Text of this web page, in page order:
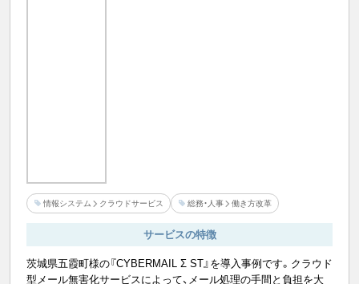
情報システム クラウドサービス 総務・人事 働き方改革
サービスの特徴
茨城県五霞町様の『CYBERMAIL Σ ST』を導入事例です。クラウド
型メール無害化サービスによって、メール処理の手間と負担を大